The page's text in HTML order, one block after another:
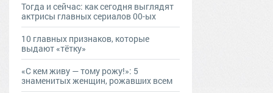
Тогда и сейчас: как сегодня выглядят
актрисы главных сериалов 00-ых
10 главных признаков, которые
выдают «тётку»
«С кем живу — тому рожу!»: 5
знаменитых женщин, рожавших всем